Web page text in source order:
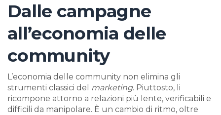
Dalle campagne
all’economia delle
community
L’economia delle community non elimina gli
strumenti classici del marketing. Piuttosto, li
ricompone attorno a relazioni più lente, verificabili e
difficili da manipolare. È un cambio di ritmo, oltre